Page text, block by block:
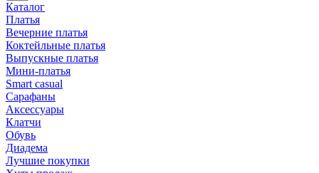
Каталог
Платья
Вечерние платья
Коктейльные платья
Выпускные платья
Мини-платья
Smart casual
Сарафаны
Аксессуары
Клатчи
Обувь
Диадема
Лучшие покупки